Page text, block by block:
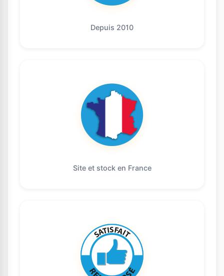
Depuis 2010
Site et stock en France